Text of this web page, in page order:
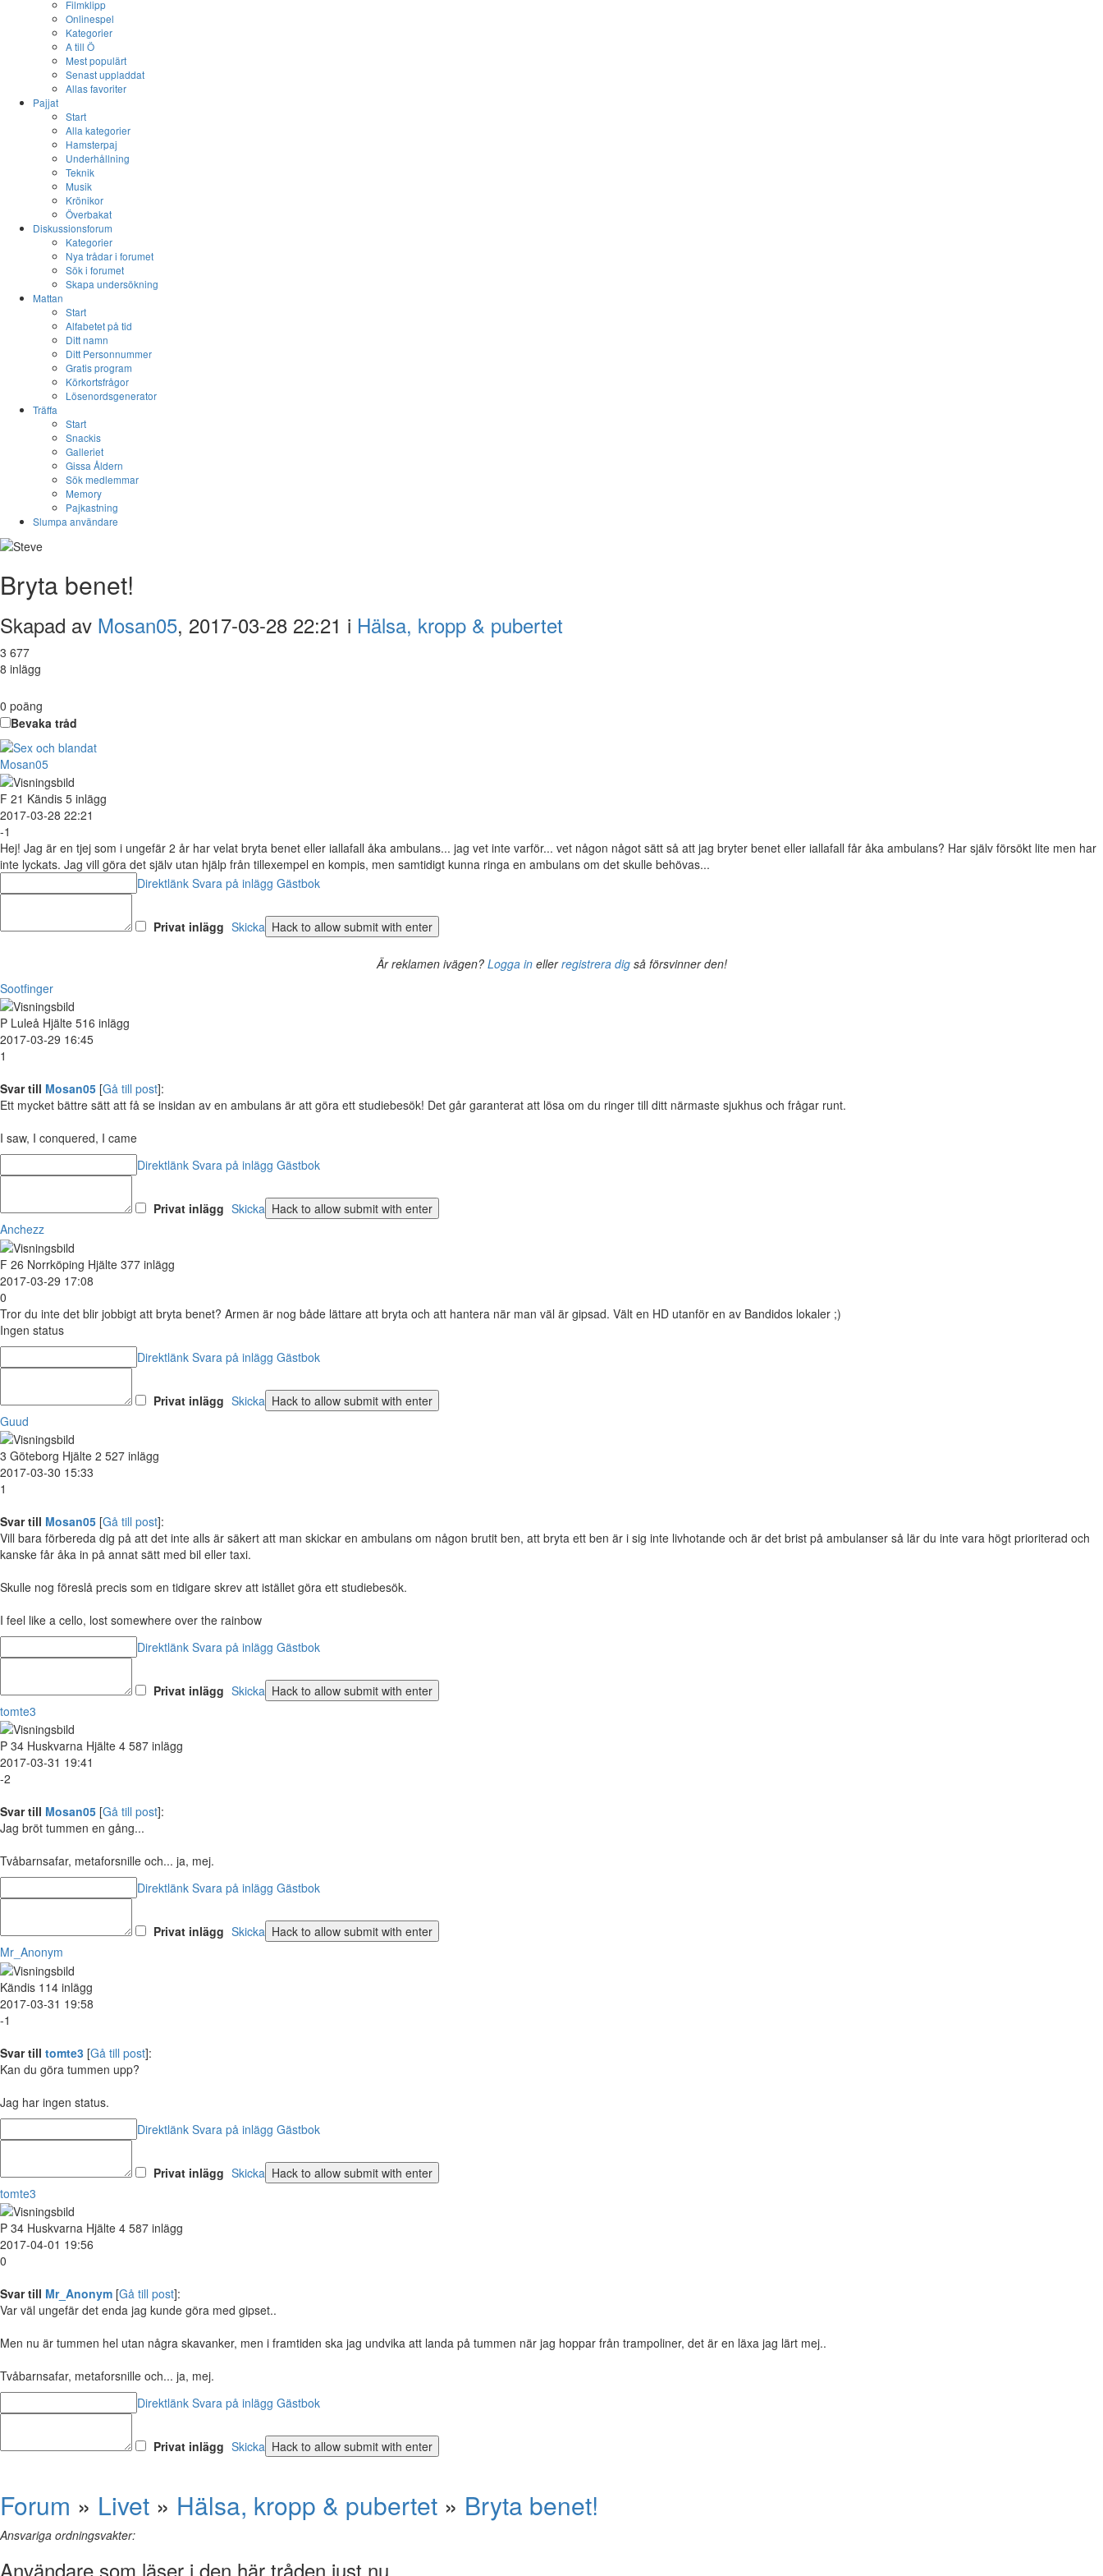
Filmklipp
Onlinespel
Kategorier
A till Ö
Mest populärt
Senast uppladdat
Allas favoriter
Pajjat
Start
Alla kategorier
Hamsterpaj
Underhållning
Teknik
Musik
Krönikor
Överbakat
Diskussionsforum
Kategorier
Nya trådar i forumet
Sök i forumet
Skapa undersökning
Mattan
Start
Alfabetet på tid
Ditt namn
Ditt Personnummer
Gratis program
Körkortsfrågor
Lösenordsgenerator
Träffa
Start
Snackis
Galleriet
Gissa Åldern
Sök medlemmar
Memory
Pajkastning
Slumpa användare
Bryta benet!
Skapad av Mosan05, 2017-03-28 22:21 i Hälsa, kropp & pubertet
3 677
8 inlägg
0 poäng
Bevaka tråd
Mosan05
F 21 Kändis 5 inlägg
2017-03-28 22:21
-1
Hej! Jag är en tjej som i ungefär 2 år har velat bryta benet eller iallafall åka ambulans... jag vet inte varför... vet någon något sätt så att jag bryter benet eller iallafall får åka ambulans? Har själv försökt lite men har
inte lyckats. Jag vill göra det själv utan hjälp från tillexempel en kompis, men samtidigt kunna ringa en ambulans om det skulle behövas...
Direktlänk Svara på inlägg Gästbok
Privat inlägg Skicka
Är reklamen ivägen? Logga inellerregistrera digså försvinner den!
Sootfinger
P Luleå Hjälte 516 inlägg
2017-03-29 16:45
1
Svar till Mosan05 [Gå till post]:
Ett mycket bättre sätt att få se insidan av en ambulans är att göra ett studiebesök! Det går garanterat att lösa om du ringer till ditt närmaste sjukhus och frågar runt.
I saw, I conquered, I came
Direktlänk Svara på inlägg Gästbok
Privat inlägg Skicka
Anchezz
F 26 Norrköping Hjälte 377 inlägg
2017-03-29 17:08
0
Tror du inte det blir jobbigt att bryta benet? Armen är nog både lättare att bryta och att hantera när man väl är gipsad. Vält en HD utanför en av Bandidos lokaler ;)
Ingen status
Direktlänk Svara på inlägg Gästbok
Privat inlägg Skicka
Guud
3 Göteborg Hjälte 2 527 inlägg
2017-03-30 15:33
1
Svar till Mosan05 [Gå till post]:
Vill bara förbereda dig på att det inte alls är säkert att man skickar en ambulans om någon brutit ben, att bryta ett ben är i sig inte livhotande och är det brist på ambulanser så lär du inte vara högt prioriterad och
kanske får åka in på annat sätt med bil eller taxi.
Skulle nog föreslå precis som en tidigare skrev att istället göra ett studiebesök.
I feel like a cello, lost somewhere over the rainbow
Direktlänk Svara på inlägg Gästbok
Privat inlägg Skicka
tomte3
P 34 Huskvarna Hjälte 4 587 inlägg
2017-03-31 19:41
-2
Svar till Mosan05 [Gå till post]:
Jag bröt tummen en gång...
Tvåbarnsafar, metaforsnille och... ja, mej.
Direktlänk Svara på inlägg Gästbok
Privat inlägg Skicka
Mr_Anonym
Kändis 114 inlägg
2017-03-31 19:58
-1
Svar till tomte3 [Gå till post]:
Kan du göra tummen upp?
Jag har ingen status.
Direktlänk Svara på inlägg Gästbok
Privat inlägg Skicka
tomte3
P 34 Huskvarna Hjälte 4 587 inlägg
2017-04-01 19:56
0
Svar till Mr_Anonym [Gå till post]:
Var väl ungefär det enda jag kunde göra med gipset..
Men nu är tummen hel utan några skavanker, men i framtiden ska jag undvika att landa på tummen när jag hoppar från trampoliner, det är en läxa jag lärt mej..
Tvåbarnsafar, metaforsnille och... ja, mej.
Direktlänk Svara på inlägg Gästbok
Privat inlägg Skicka
Forum » Livet » Hälsa, kropp & pubertet » Bryta benet!
Ansvariga ordningsvakter:
Användare som läser i den här tråden just nu